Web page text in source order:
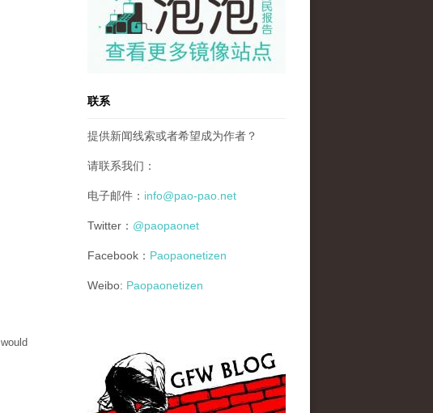
联系
提供新闻线索或者希望成为作者？
请联系我们：
电子邮件： info@pao-pao.net
Twitter： @paopaonet
Facebook： Paopaonetizen
Weibo: Paopaonetizen
gfw_blog_small.jpg